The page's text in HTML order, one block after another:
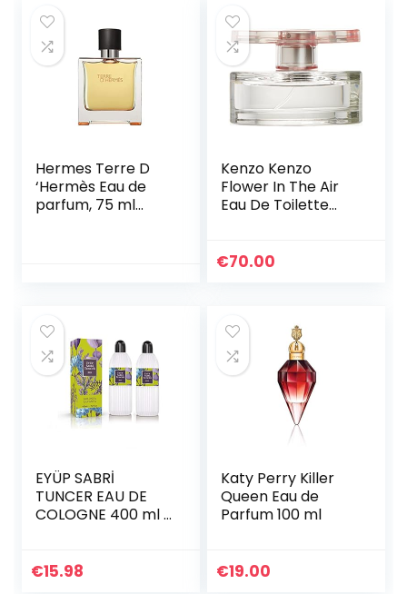
Hermes Terre D
‘Hermès Eau de
parfum, 75 ml
Kenzo Kenzo
Flower In The Air
Eau De Toilette
€70.00
EYÜP SABRİ
TUNCER EAU DE
COLOGNE 400 ml 2
| scheerwater
€15.98
Katy Perry Killer
Queen Eau de
Parfum 100 ml
€19.00